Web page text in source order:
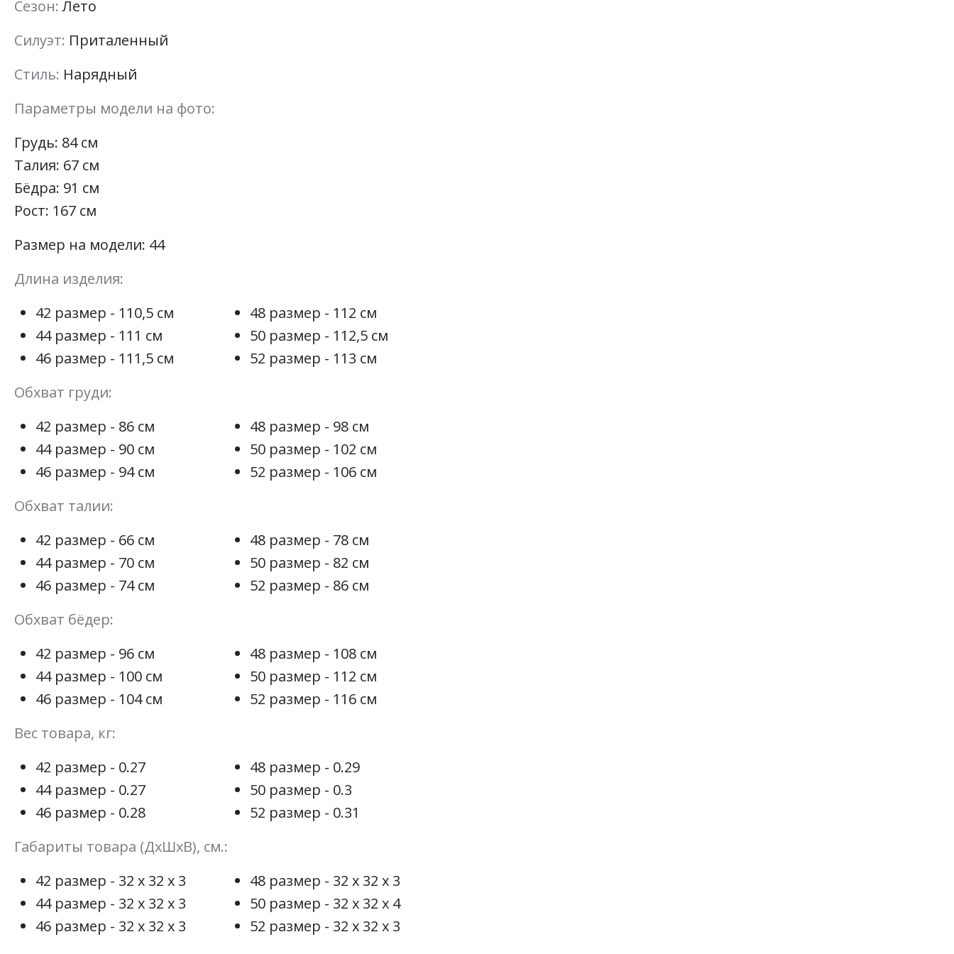
Сезон: Лето
Силуэт: Приталенный
Стиль: Нарядный
Параметры модели на фото:
Грудь: 84 см
Талия: 67 см
Бёдра: 91 см
Рост: 167 см
Размер на модели: 44
Длина изделия:
42 размер - 110,5 см
44 размер - 111 см
46 размер - 111,5 см
48 размер - 112 см
50 размер - 112,5 см
52 размер - 113 см
Обхват груди:
42 размер - 86 см
44 размер - 90 см
46 размер - 94 см
48 размер - 98 см
50 размер - 102 см
52 размер - 106 см
Обхват талии:
42 размер - 66 см
44 размер - 70 см
46 размер - 74 см
48 размер - 78 см
50 размер - 82 см
52 размер - 86 см
Обхват бёдер:
42 размер - 96 см
44 размер - 100 см
46 размер - 104 см
48 размер - 108 см
50 размер - 112 см
52 размер - 116 см
Вес товара, кг:
42 размер - 0.27
44 размер - 0.27
46 размер - 0.28
48 размер - 0.29
50 размер - 0.3
52 размер - 0.31
Габариты товара (ДхШхВ), см.:
42 размер - 32 х 32 х 3
44 размер - 32 х 32 х 3
46 размер - 32 х 32 х 3
48 размер - 32 х 32 х 3
50 размер - 32 х 32 х 4
52 размер - 32 х 32 х 3